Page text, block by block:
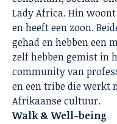
Lady Africa. Hin
en heeft een zoon.
gehad en hebben een
zelf hebben gemist in
community van
en een tribe die werkt
Afrikaanse cultuur.
Walk & Well-being